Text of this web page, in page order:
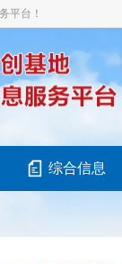
平台！
综合信息